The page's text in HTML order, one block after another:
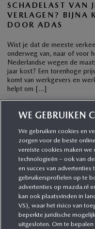
SCHADELAST VAN
VERLAGEN? BIJNA
DOOR ADAS
Wist je dat de meeste
onderweg van, naar of voor
Nederlandse wegen de
jaar kost? Een torenhoge
komt van werkgevers en
helpt om […]
2 3 .. 6
CATEGORIEËN
MEER INFORMATIE
MEER ERVAREN
WE GEBRUIKEN
We gebruiken cookies en
zorgen voor de beste
vereiste cookies maken
technologieën – ook van
en succes van
gebruikersprofielen op te
advertenties op mazda.nl
kan ook plaatsvinden in
VS), waar het risico van
beperkte juridische
uitgesloten. Om te